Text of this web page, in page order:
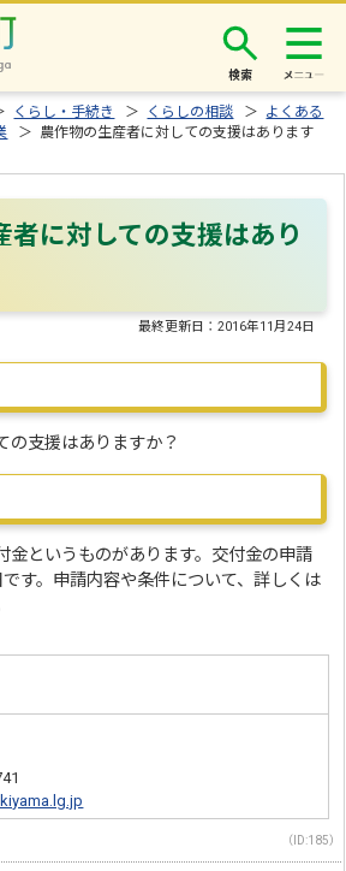
検索
くらし・手続き ＞ くらしの相談 ＞ よくある
＞ 農作物の生産者に対しての支援はあります
者に対しての支援はあり
最終更新日：2016年11月24日
の支援はありますか？
金というものがあります。交付金の申請
す。申請内容や条件について、詳しくは
（ID:185）